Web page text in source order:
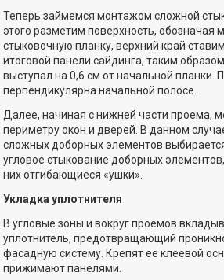
Теперь займемся монтажом сложной
этого разметим поверхность, обозначая
стыковочную планку, верхний край
итоговой панели сайдинга, таким
выступал на 0,6 см от начальной планки.
перпендикулярна начальной полосе.
Далее, начиная с нижней части проема,
периметру окон и дверей. В данном
сложных доборных элементов
угловое стыкование доборных
них отгибающиеся «ушки».
Укладка уплотнителя
В угловые зоны и вокруг проемов
уплотнитель, предотвращающий
фасадную систему. Крепят ее клеевой
прижимают панелями.